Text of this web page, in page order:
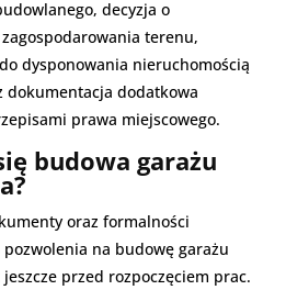
decyzja o
terenu,
dysponowania nieruchomością
dokumentacja dodatkowa
prawa miejscowego.
budowa garażu
oraz formalności
na budowę garażu
jeszcze przed rozpoczęciem prac.